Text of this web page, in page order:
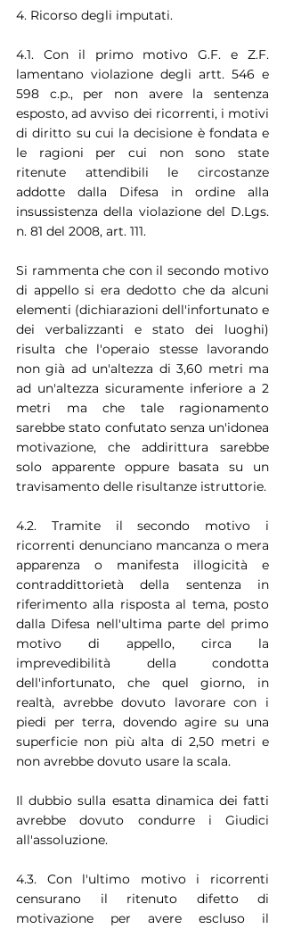
4. Ricorso degli imputati.
4.1. Con il primo motivo G.F. e Z.F.
lamentano violazione degli artt. 546 e
598 c.p., per non avere la sentenza
esposto, ad avviso dei ricorrenti, i motivi
di diritto su cui la decisione è fondata e
le ragioni per cui non sono state
ritenute attendibili le circostanze
addotte dalla Difesa in ordine alla
insussistenza della violazione del D.Lgs.
n. 81 del 2008, art. 111.
Si rammenta che con il secondo motivo
di appello si era dedotto che da alcuni
elementi (dichiarazioni dell'infortunato e
dei verbalizzanti e stato dei luoghi)
risulta che l'operaio stesse lavorando
non già ad un'altezza di 3,60 metri ma
ad un'altezza sicuramente inferiore a 2
metri ma che tale ragionamento
sarebbe stato confutato senza un'idonea
motivazione, che addirittura sarebbe
solo apparente oppure basata su un
travisamento delle risultanze istruttorie.
4.2. Tramite il secondo motivo i
ricorrenti denunciano mancanza o mera
apparenza o manifesta illogicità e
contraddittorietà della sentenza in
riferimento alla risposta al tema, posto
dalla Difesa nell'ultima parte del primo
motivo di appello, circa la
imprevedibilità della condotta
dell'infortunato, che quel giorno, in
realtà, avrebbe dovuto lavorare con i
piedi per terra, dovendo agire su una
superficie non più alta di 2,50 metri e
non avrebbe dovuto usare la scala.
Il dubbio sulla esatta dinamica dei fatti
avrebbe dovuto condurre i Giudici
all'assoluzione.
4.3. Con l'ultimo motivo i ricorrenti
censurano il ritenuto difetto di
motivazione per avere escluso il